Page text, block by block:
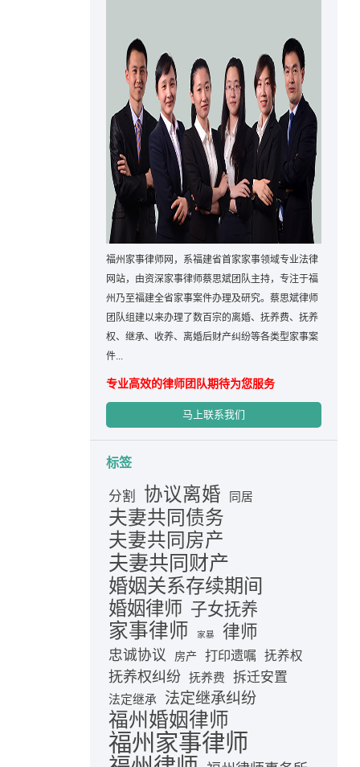
福州家事律师网，系福建省首家家事领域专业法律
网站，由资深家事律师蔡思斌团队主持，专注于福
州乃至福建全省家事案件办理及研究。蔡思斌律师
团队组建以来办理了数百宗的离婚、抚养费、抚养
权、继承、收养、离婚后财产纠纷等各类型家事案
件...
专业高效的律师团队期待为您服务
马上联系我们
标签
分割 协议离婚 同居
夫妻共同债务
夫妻共同房产
夫妻共同财产
婚姻关系存续期间
婚姻律师 子女抚养
家事律师 家暴 律师
忠诚协议 房产 打印遗嘱 抚养权
抚养权纠纷 抚养费 拆迁安置
法定继承 法定继承纠纷
福州婚姻律师
福州家事律师